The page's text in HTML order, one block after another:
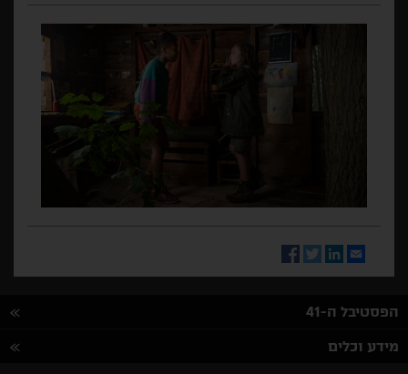
Email
LinkedIn
Twitter
Facebook
הפסטיבל ה-41
מידע וכלים